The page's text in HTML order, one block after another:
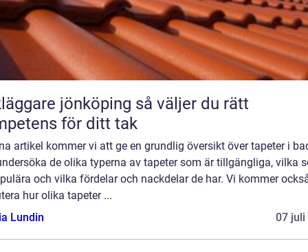
jönköping så väljer du rätt
för ditt tak
artikel kommer vi att ge en grundlig översikt över tapeter i
de olika typerna av tapeter som är tillgängliga, vilka
och vilka fördelar och nackdelar de har. Vi kommer
hur olika tapeter ...
Lundin
07 juli